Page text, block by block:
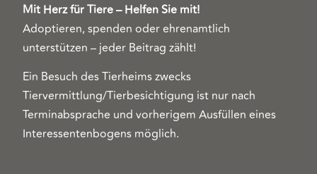
Mit Herz für Tiere – Helfen Sie mit!
Adoptieren, spenden oder ehrenamtlich
unterstützen – jeder Beitrag zählt!
Ein Besuch des Tierheims zwecks
Tiervermittlung/Tierbesichtigung ist nur nach
Terminabsprache und vorherigem Ausfüllen eines
Interessentenbogens möglich.